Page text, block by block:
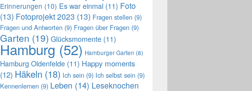
Erinnerungen (10) Es war einmal (11) Foto
(13) Fotoprojekt 2023 (13) Fragen stellen (9)
Fragen und Antworten (9) Fragen über Fragen (9)
Garten (19) Glücksmomente (11)
Hamburg (52) Hamburger Garten (8)
Hamburg Oldenfelde (11) Happy moments
(12) Häkeln (18) Ich sein (9) Ich selbst sein (9)
Kennenlernen (9) Leben (14) Leseknochen